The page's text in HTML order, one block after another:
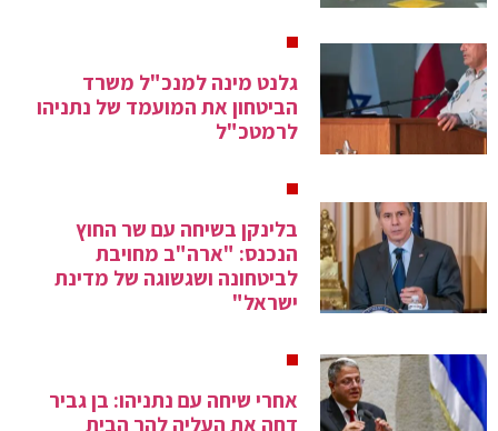
גלנט מינה למנכ"ל משרד
הביטחון את המועמד של נתניהו
לרמטכ"ל
בלינקן בשיחה עם שר החוץ
הנכנס: "ארה"ב מחויבת
לביטחונה ושגשוגה של מדינת
ישראל"
אחרי שיחה עם נתניהו: בן גביר
דחה את העליה להר הבית